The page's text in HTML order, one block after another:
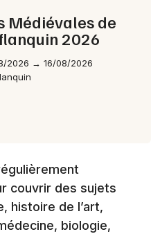
Médiévales de
2026
2026 → 16/08/2026
couvrir des sujets
histoire de l’art,
biologie,